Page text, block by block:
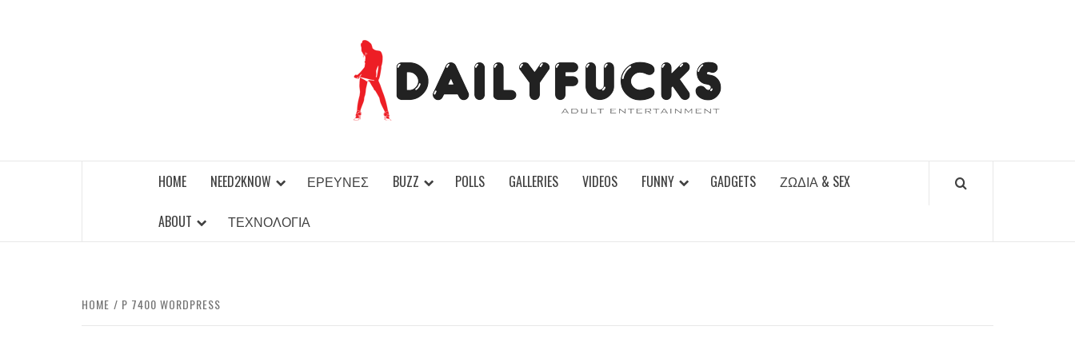
HOME NEED2KNOW ΈΡΕΥΝΕΣ BUZZ POLLS GALLERIES VIDEOS FUNNY GADGETS ΖΏΔΙΑ & SEX
ABOUT ΤΕΧΝΟΛΟΓΊΑ
HOME P 7400 WORDPRESS